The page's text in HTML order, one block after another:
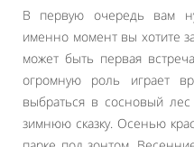
В первую очередь вам
именно момент вы хотите
может быть первая
огромную роль играет
выбраться в сосновый
зимнюю сказку. Осенью